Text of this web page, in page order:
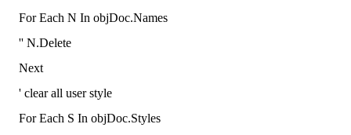
For Each N In objDoc.Names
'' N.Delete
Next
' clear all user style
For Each S In objDoc.Styles